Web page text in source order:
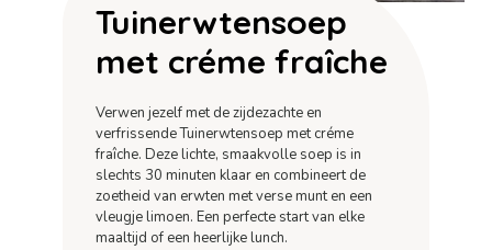
Tuinerwtensoep
met créme fraîche
Verwen jezelf met de zijdezachte en
verfrissende Tuinerwtensoep met créme
fraîche. Deze lichte, smaakvolle soep is in
slechts 30 minuten klaar en combineert de
zoetheid van erwten met verse munt en een
vleugje limoen. Een perfecte start van elke
maaltijd of een heerlijke lunch.